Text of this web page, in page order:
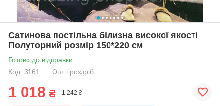
Сатинова постільна білизна високої якості
Полуторний розмір 150*220 см
Готово до відправки
Код: 3161
Опт і роздріб
1 018 ₴ 1 242 ₴